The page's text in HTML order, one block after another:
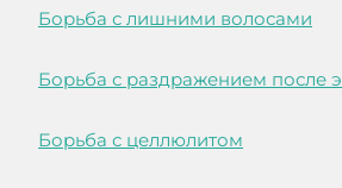
Борьба с лишними волосами
Борьба с раздражением после
Борьба с целлюлитом